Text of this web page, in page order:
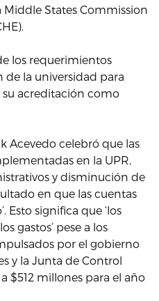
Middle States Commission
los requerimientos
de la universidad para
acreditación como
Acevedo celebró que las
en la UPR,
y disminución de
en que las cuentas
Esto significa que ‘los
gastos’ pese a los
por el gobierno
y la Junta de Control
$512 millones para el año